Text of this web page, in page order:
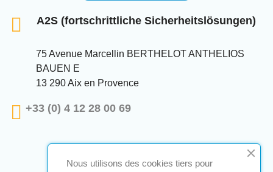
A2S (fortschrittliche Sicherheitslösungen)
75 Avenue Marcellin BERTHELOT ANTHELIOS
BAUEN E
13 290 Aix en Provence
+33 (0) 4 12 28 00 69
Nous utilisons des cookies tiers pour